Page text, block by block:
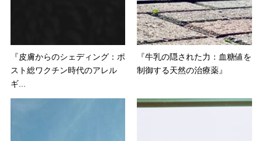
『皮膚からのシェディング：ポ
スト総ワクチン時代のアレル
ギ...
『牛乳の隠された力：血糖値を
制御する天然の治療薬』